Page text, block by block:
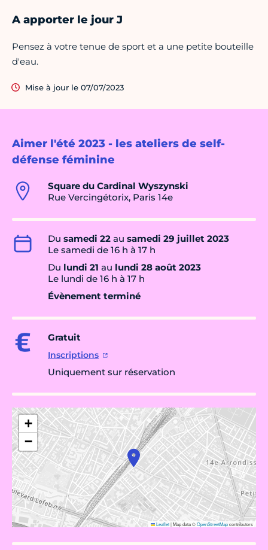
Aimer l'été 2023 - les ateliers de self-
défense féminine
Square du Cardinal Wyszynski
Rue Vercingétorix, Paris 14e
Du samedi 22 au samedi 29 juillet 2023
Le samedi de 16 h à 17 h
Du lundi 21 au lundi 28 août 2023
Le lundi de 16 h à 17 h
Évènement terminé
Gratuit
Inscriptions
Uniquement sur réservation
+
−
Leaflet|Map data ©OpenStreetMapcontributors
A apporter le jour J
Pensez à votre tenue de sport et a une petite bouteille
d'eau.
Mise à jour le 07/07/2023